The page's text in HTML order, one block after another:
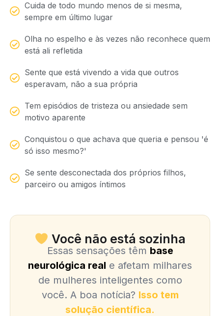
Cuida de todo mundo menos de si mesma,
sempre em último lugar
Olha no espelho e às vezes não reconhece quem
está ali refletida
Sente que está vivendo a vida que outros
esperavam, não a sua própria
Tem episódios de tristeza ou ansiedade sem
motivo aparente
Conquistou o que achava que queria e pensou 'é
só isso mesmo?'
Se sente desconectada dos próprios filhos,
parceiro ou amigos íntimos
Você não está sozinha
Essas sensações têm base
neurológica real e afetam milhares
de mulheres inteligentes como
você. A boa notícia? Isso tem
solução científica.